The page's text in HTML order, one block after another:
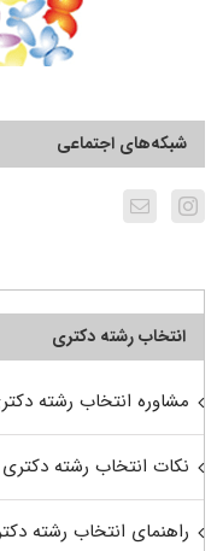
شبکه‌های اجتماعی
انتخاب رشته دکتری
مشاوره انتخاب رشته
نکات انتخاب رشته دکتری
راهنمای انتخاب رشته